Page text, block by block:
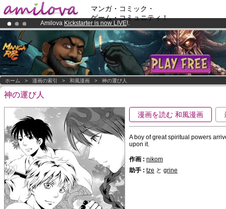
マンガ・コミック・
ゲーム・コミュニティ！
Amilova Kickstarter is now LIVE!.
Already 100000membersand 1000comics & mangas!.
Premium membership from3.95 euros per month !Get membership
ホーム > 漫画の索引 > 和風漫画 > 神の運び人
神の運び人
漫画を読む 和風漫画
A boy of great spiritual powers
upon it.
作画 : nikom
助手 : tze と grine